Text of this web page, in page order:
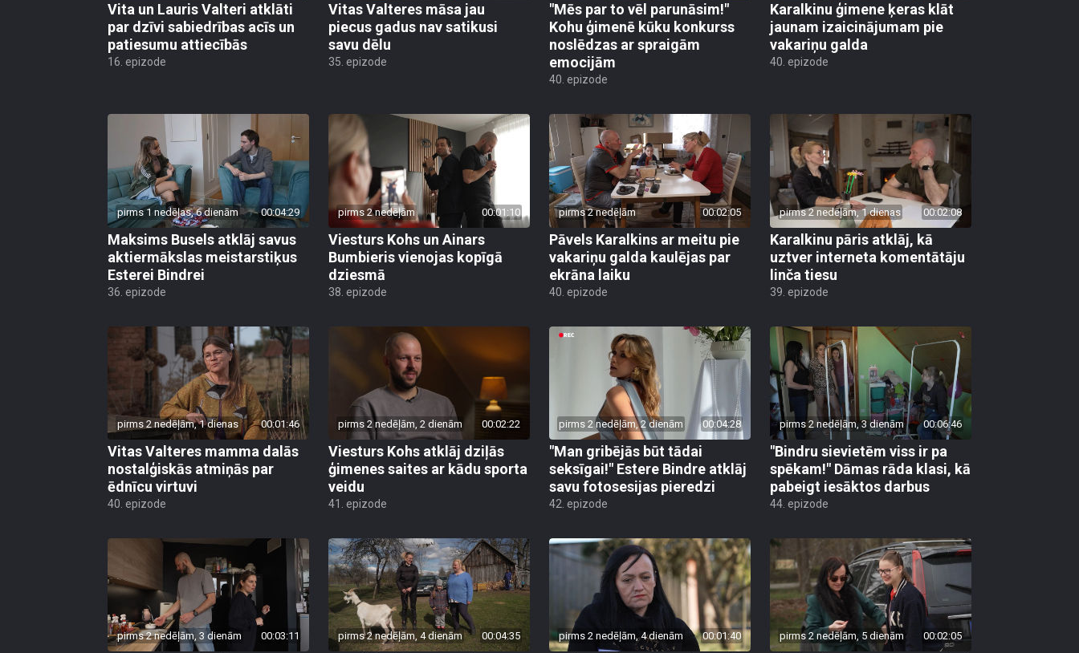
Vita un Lauris Valteri atklāti
par dzīvi sabiedrības acīs un
patiesumu attiecībās
16. epizode
Vitas Valteres māsa jau
piecus gadus nav satikusi
savu dēlu
35. epizode
"Mēs par to vēl parunāsim!"
Kohu ģimenē kūku konkurss
noslēdzas ar spraigām
emocijām
40. epizode
Karalkinu ģimene ķeras klāt
jaunam izaicinājumam pie
vakariņu galda
40. epizode
pirms 1 nedēļas, 6 dienām 00:04:29
Maksims Busels atklāj savus
aktiermākslas meistarstiķus
Esterei Bindrei
36. epizode
pirms 2 nedēļām 00:01:10
Viesturs Kohs un Ainars
Bumbieris vienojas kopīgā
dziesmā
38. epizode
pirms 2 nedēļām 00:02:05
Pāvels Karalkins ar meitu pie
vakariņu galda kaulējas par
ekrāna laiku
40. epizode
pirms 2 nedēļām, 1 dienas 00:02:08
Karalkinu pāris atklāj, kā
uztver interneta komentātāju
linča tiesu
39. epizode
pirms 2 nedēļām, 1 dienas 00:01:46
Vitas Valteres mamma dalās
nostalģiskās atmiņās par
ēdnīcu virtuvi
40. epizode
pirms 2 nedēļām, 2 dienām 00:02:22
Viesturs Kohs atklāj dziļās
ģimenes saites ar kādu sporta
veidu
41. epizode
pirms 2 nedēļām, 2 dienām 00:04:28
"Man gribējās būt tādai
seksīgai!" Estere Bindre atklāj
savu fotosesijas pieredzi
42. epizode
pirms 2 nedēļām, 3 dienām 00:06:46
"Bindru sievietēm viss ir pa
spēkam!" Dāmas rāda klasi, kā
pabeigt iesāktos darbus
44. epizode
pirms 2 nedēļām, 3 dienām 00:03:11 pirms 2 nedēļām, 4 dienām 00:04:35 pirms 2 nedēļām, 4 dienām 00:01:40 pirms 2 nedēļām, 5 dienām 00:02:05